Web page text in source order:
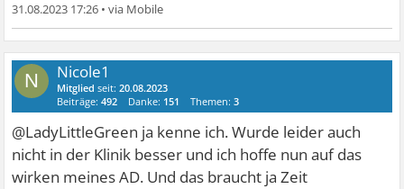
31.08.2023 17:26 •
N Nicole1
Mitglied seit:20.08.2023
Beiträge:492 Danke: 151 Themen:3
@LadyLittleGreen ja kenne ich. Wurde leider auch
nicht in der Klinik besser und ich hoffe nun auf das
wirken meines AD. Und das braucht ja Zeit